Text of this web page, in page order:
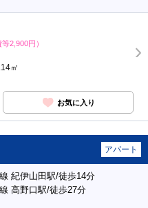
等2,900円）
㎡
お気に入り
アパート
紀伊山田駅/徒歩14分
高野口駅/徒歩27分